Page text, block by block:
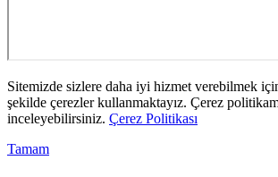
Sitemizde sizlere daha iyi hizmet verebilmek
şekilde çerezler kullanmaktayız. Çerez
inceleyebilirsiniz. Çerez Politikası
Tamam